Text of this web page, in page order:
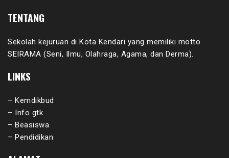
TENTANG
Sekolah kejuruan di Kota Kendari yang memiliki motto
SEIRAMA (Seni, Ilmu, Olahraga, Agama, dan Derma).
LINKS
– Kemdikbud
– Info gtk
– Beasiswa
– Pendidikan